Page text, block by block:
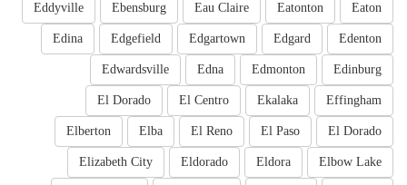
Eaton
Eatonton
Eau Claire
Ebensburg
Eddyville
Edenton
Edgard
Edgartown
Edgefield
Edina
Edinburg
Edmonton
Edna
Edwardsville
Effingham
Ekalaka
El Centro
El Dorado
El Dorado
El Paso
El Reno
Elba
Elberton
Elbow Lake
Eldora
Eldorado
Elizabeth City